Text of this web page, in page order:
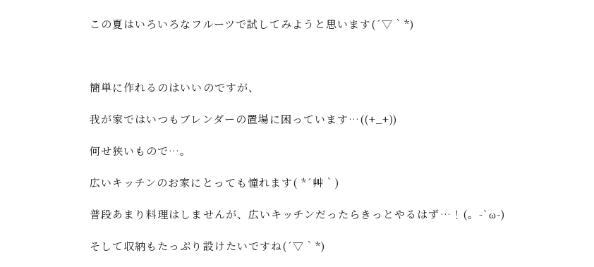
この夏はいろいろなフルーツで試してみようと思います(´▽｀*)
簡単に作れるのはいいのですが、
我が家ではいつもブレンダーの置場に困っています…((+_+))
何せ狭いもので…。
広いキッチンのお家にとっても憧れます( *´艸｀)
普段あまり料理はしませんが、広いキッチンだったらきっとやるはず…！(。-`ω-)
そして収納もたっぷり設けたいですね(´▽｀*)